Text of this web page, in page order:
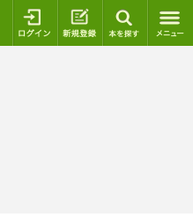
ログイン 新規登録